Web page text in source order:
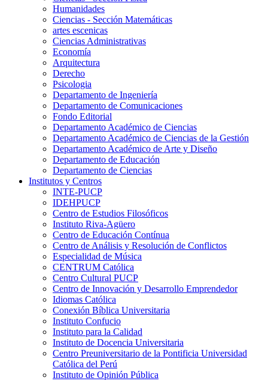
Humanidades
Ciencias - Sección Matemáticas
artes escenicas
Ciencias Administrativas
Economía
Arquitectura
Derecho
Psicologia
Departamento de Ingeniería
Departamento de Comunicaciones
Fondo Editorial
Departamento Académico de Ciencias
Departamento Académico de Ciencias de la Gestión
Departamento Académico de Arte y Diseño
Departamento de Educación
Departamento de Ciencias
Institutos y Centros
INTE-PUCP
IDEHPUCP
Centro de Estudios Filosóficos
Instituto Riva-Agüero
Centro de Educación Contínua
Centro de Análisis y Resolución de Conflictos
Especialidad de Música
CENTRUM Católica
Centro Cultural PUCP
Centro de Innovación y Desarrollo Emprendedor
Idiomas Católica
Conexión Bíblica Universitaria
Instituto Confucio
Instituto para la Calidad
Instituto de Docencia Universitaria
Centro Preuniversitario de la Pontificia Universidad
Católica del Perú
Instituto de Opinión Pública